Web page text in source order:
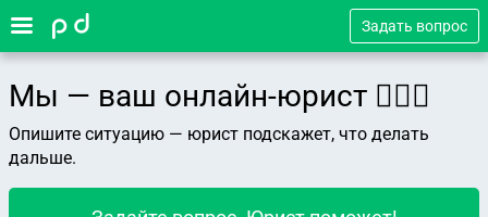
Задать вопрос
Мы — ваш онлайн-юрист 👨🏻‍⚖️
Опишите ситуацию — юрист подскажет, что делать
дальше.